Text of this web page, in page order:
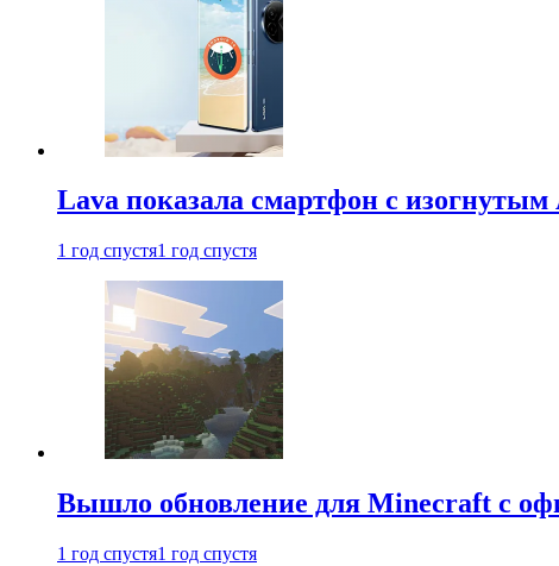
Lava показала смартфон с
1 год спустя1 год спустя
Вышло обновление для Minecraft с
1 год спустя1 год спустя